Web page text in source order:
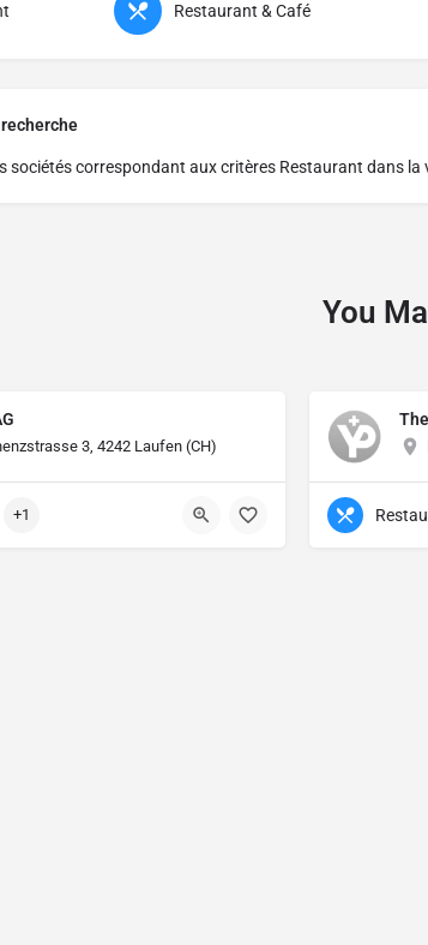
Restaurant & Café
sociétés correspondant aux critères Restaurant dans la
You
3, 4242 Laufen (CH)
+1